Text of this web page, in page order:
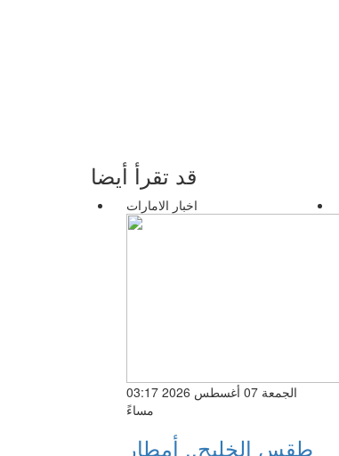
قد تقرأ أيضا
اخبار الامارات
الجمعة 07 أغسطس 2026 03:17
مساءً
طقس الخليج.. أمطار